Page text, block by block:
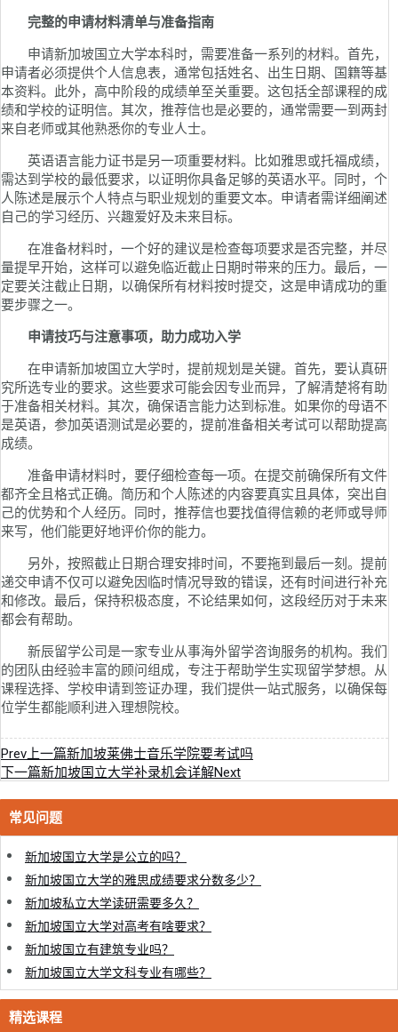
完整的申请材料清单与准备指南
申请新加坡国立大学本科时，需要准备一系列的材料。首先，
申请者必须提供个人信息表，通常包括姓名、出生日期、国籍等基
本资料。此外，高中阶段的成绩单至关重要。这包括全部课程的成
绩和学校的证明信。其次，推荐信也是必要的，通常需要一到两封
来自老师或其他熟悉你的专业人士。
英语语言能力证书是另一项重要材料。比如雅思或托福成绩，
需达到学校的最低要求，以证明你具备足够的英语水平。同时，个
人陈述是展示个人特点与职业规划的重要文本。申请者需详细阐述
自己的学习经历、兴趣爱好及未来目标。
在准备材料时，一个好的建议是检查每项要求是否完整，并尽
量提早开始，这样可以避免临近截止日期时带来的压力。最后，一
定要关注截止日期，以确保所有材料按时提交，这是申请成功的重
要步骤之一。
申请技巧与注意事项，助力成功入学
在申请新加坡国立大学时，提前规划是关键。首先，要认真研
究所选专业的要求。这些要求可能会因专业而异，了解清楚将有助
于准备相关材料。其次，确保语言能力达到标准。如果你的母语不
是英语，参加英语测试是必要的，提前准备相关考试可以帮助提高
成绩。
准备申请材料时，要仔细检查每一项。在提交前确保所有文件
都齐全且格式正确。简历和个人陈述的内容要真实且具体，突出自
己的优势和个人经历。同时，推荐信也要找值得信赖的老师或导师
来写，他们能更好地评价你的能力。
另外，按照截止日期合理安排时间，不要拖到最后一刻。提前
递交申请不仅可以避免因临时情况导致的错误，还有时间进行补充
和修改。最后，保持积极态度，不论结果如何，这段经历对于未来
都会有帮助。
新辰留学公司是一家专业从事海外留学咨询服务的机构。我们
的团队由经验丰富的顾问组成，专注于帮助学生实现留学梦想。从
课程选择、学校申请到签证办理，我们提供一站式服务，以确保每
位学生都能顺利进入理想院校。
Prev上一篇新加坡莱佛士音乐学院要考试吗
下一篇新加坡国立大学补录机会详解Next
常见问题
新加坡国立大学是公立的吗？
新加坡国立大学的雅思成绩要求分数多少？
新加坡私立大学读研需要多久？
新加坡国立大学对高考有啥要求？
新加坡国立有建筑专业吗？
新加坡国立大学文科专业有哪些？
精选课程